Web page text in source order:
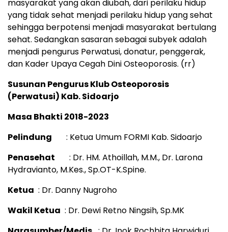
masyarakat yang akan diubah, dari perilaku hidup
yang tidak sehat menjadi perilaku hidup yang sehat
sehingga berpotensi menjadi masyarakat bertulang
sehat. Sedangkan sasaran sebagai subyek adalah
menjadi pengurus Perwatusi, donatur, penggerak,
dan Kader Upaya Cegah Dini Osteoporosis. (rr)
Susunan Pengurus Klub Osteoporosis
(Perwatusi) Kab. Sidoarjo
Masa Bhakti 2018-2023
Pelindung : Ketua Umum FORMI Kab. Sidoarjo
Penasehat : Dr. HM. Athoillah, M.M., Dr. Larona
Hydravianto, M.Kes., Sp.OT-K.Spine.
Ketua : Dr. Danny Nugroho
Wakil Ketua : Dr. Dewi Retno Ningsih, Sp.MK